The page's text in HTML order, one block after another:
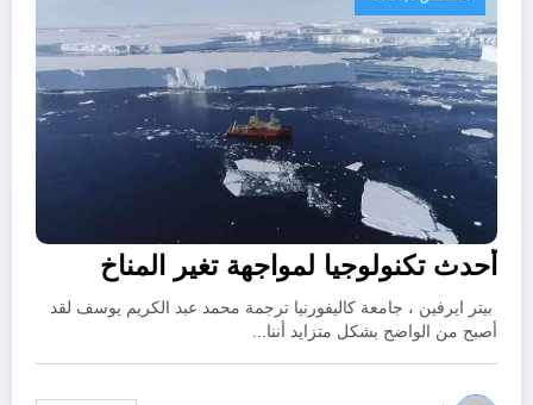
أحدث تكنولوجيا لمواجهة تغير المناخ
بيتر ايرفين ، جامعة كاليفورنيا ترجمة محمد عبد الكريم يوسف لقد
أصبح من الواضح بشكل متزايد أننا…